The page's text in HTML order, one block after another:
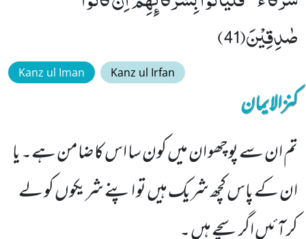
صٰدِقِیْنَ(41)
Kanz ul Iman Kanz ul Irfan
کنزالایمان
تم ان سے پوچھو ان میں کون سا اس کا ضامن ہے۔ یا
ان کے پاس کچھ شریک ہیں تو اپنے شریکوں کو لے
کر آئیں اگر سچے ہیں ۔